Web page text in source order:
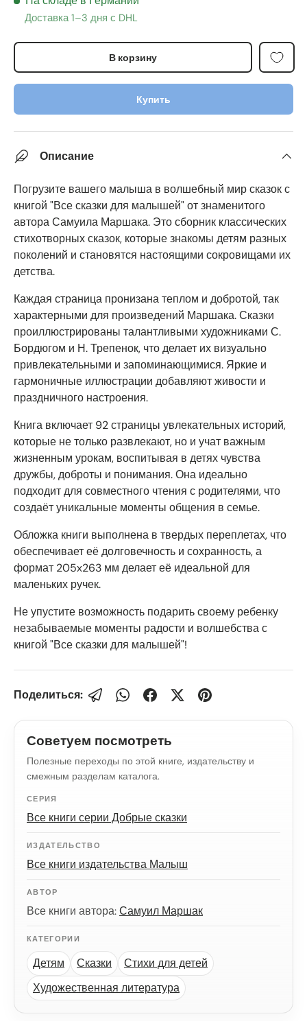
Доставка 1–3 дня с DHL
В корзину
Купить
Описание
Погрузите вашего малыша в волшебный мир сказок с
книгой "Все сказки для малышей" от знаменитого
автора Самуила Маршака. Это сборник классических
стихотворных сказок, которые знакомы детям разных
поколений и становятся настоящими сокровищами их
детства.
Каждая страница пронизана теплом и добротой, так
характерными для произведений Маршака. Сказки
проиллюстрированы талантливыми художниками С.
Бордюгом и Н. Трепенок, что делает их визуально
привлекательными и запоминающимися. Яркие и
гармоничные иллюстрации добавляют живости и
праздничного настроения.
Книга включает 92 страницы увлекательных историй,
которые не только развлекают, но и учат важным
жизненным урокам, воспитывая в детях чувства
дружбы, доброты и понимания. Она идеально
подходит для совместного чтения с родителями, что
создаёт уникальные моменты общения в семье.
Обложка книги выполнена в твердых переплетах, что
обеспечивает её долговечность и сохранность, а
формат 205x263 мм делает её идеальной для
маленьких ручек.
Не упустите возможность подарить своему ребенку
незабываемые моменты радости и волшебства с
книгой "Все сказки для малышей"!
Поделиться:
Советуем посмотреть
Полезные переходы по этой книге, издательству и
смежным разделам каталога.
СЕРИЯ
Все книги серии Добрые сказки
ИЗДАТЕЛЬСТВО
Все книги издательства Малыш
АВТОР
Все книги автора:Самуил Маршак
КАТЕГОРИИ
Детям Сказки
Стихи для детей
Художественная литература